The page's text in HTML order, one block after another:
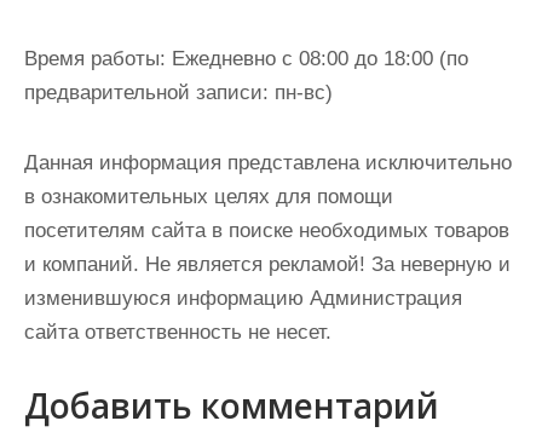
Время работы: Ежедневно с 08:00 до 18:00 (по
предварительной записи: пн-вс)
Данная информация представлена исключительно
в ознакомительных целях для помощи
посетителям сайта в поиске необходимых товаров
и компаний. Не является рекламой! За неверную и
изменившуюся информацию Администрация
сайта ответственность не несет.
Добавить комментарий